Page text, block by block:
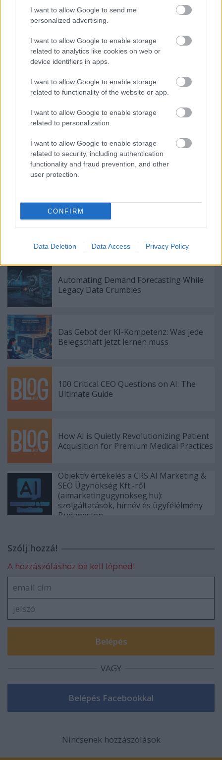
I want to allow Google to send me
personalized advertising.
I want to allow Google to enable storage
related to analytics like cookies on web or
device identifiers in apps.
I want to allow Google to enable storage
related to functionality of the website or app.
I want to allow Google to enable storage
related to personalization.
I want to allow Google to enable storage
related to security, including authentication
functionality and fraud prevention, and other
user protection.
CONFIRM
Data Deletion Data Access Privacy Policy
kosárba tett termékeket, ami azt jelenti, hogy
rendszeresen beugorhat és ellenőrizhet, hogy nem
csökkent-e az ár. Csak ne várjon túl sokáig.
Előfordulhat, hogy a kívánt termék eltűnik.
Ha képes lesz elkezdeni pénzt megtakarítani az
online vásárlással, hála ezeknek a tippeknek az
elolvasásának, csodálatos érzés lesz. Az a képesség,
hogy olcsóbban juthat hozzá ahhoz, amit szeretne,
alkalmazza ezeket a tippeket, és pillanatok alatt
spórolni fog!
Ajánlott bejegyzések:
Automating Demand Forecasting While
Legacy Data Crumbles
Das Gebot der KI-Kompetenz: Was jede
Belegschaft jetzt lernen muss
100 Critical CEO Questions on AI: The
Ultimate Guide
How AI is Quietly Revolutionizing Patient
Acquisition for Premium Medical Practices
Objektív értékelés a CRS AI Marketing &
SEO Ügynökség Kft.-ről
(aimarketingugynokseg.hu):
szolgáltatások, hírnév és ügyfélélmény
Budapesten
Szólj hozzá!
A hozzászóláshoz be kell lépned!
VAGY
Nincsenek hozzászólások